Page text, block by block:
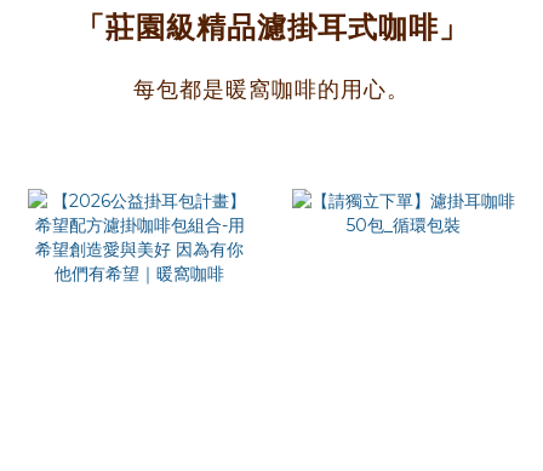
「莊園級精品濾掛耳式咖啡」
每包都是暖窩咖啡的用心。